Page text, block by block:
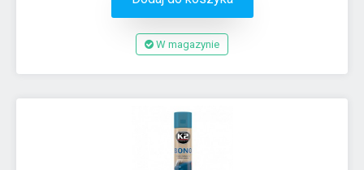
W magazynie